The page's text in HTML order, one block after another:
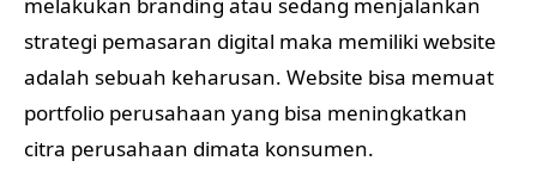
melakukan branding atau sedang menjalankan
strategi pemasaran digital maka memiliki website
adalah sebuah keharusan. Website bisa memuat
portfolio perusahaan yang bisa meningkatkan
citra perusahaan dimata konsumen.